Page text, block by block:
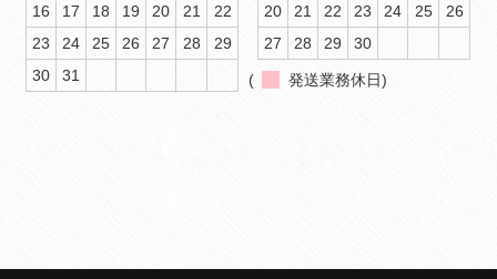
16
17 18 19 20 21
22
23
24 25 26 27 28
29
30
31
20
21 22 23 24 25
26
27
28 29 30
( 発送業務休日)